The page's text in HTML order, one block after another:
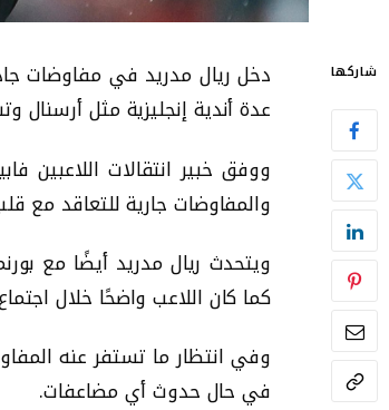
شاركها
دخل ريال مدريد في مفاوضات
عدة أندية إنجليزية مثل أرسنال
ووفق خبير انتقالات اللاعبين
والمفاوضات جارية للتعاقد مع
كما كان اللاعب واضحًا خلال
وفي انتظار ما تستفر عنه
في حال حدوث أي مضاعفات.